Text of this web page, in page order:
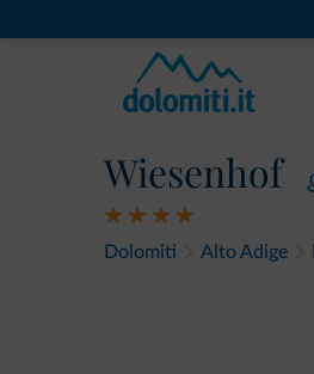
Wiesenhof
Dolomiti Alto Adige